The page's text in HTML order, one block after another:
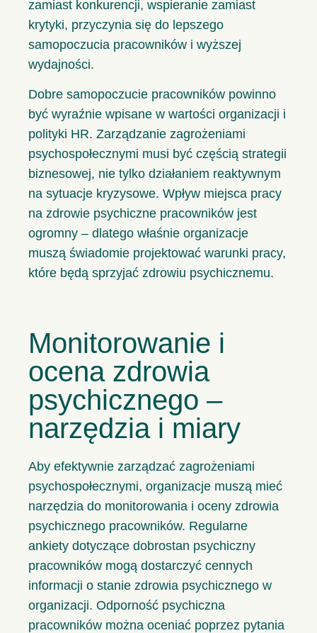
zamiast konkurencji, wspieranie zamiast
krytyki, przyczynia się do lepszego
samopoczucia pracowników i wyższej
wydajności.
Dobre samopoczucie pracowników powinno
być wyraźnie wpisane w wartości organizacji i
polityki HR. Zarządzanie zagrożeniami
psychospołecznymi musi być częścią strategii
biznesowej, nie tylko działaniem reaktywnym
na sytuacje kryzysowe. Wpływ miejsca pracy
na zdrowie psychiczne pracowników jest
ogromny – dlatego właśnie organizacje
muszą świadomie projektować warunki pracy,
które będą sprzyjać zdrowiu psychicznemu.
Monitorowanie i
ocena zdrowia
psychicznego –
narzędzia i miary
Aby efektywnie zarządzać zagrożeniami
psychospołecznymi, organizacje muszą mieć
narzędzia do monitorowania i oceny zdrowia
psychicznego pracowników. Regularne
ankiety dotyczące dobrostan psychiczny
pracowników mogą dostarczyć cennych
informacji o stanie zdrowia psychicznego w
organizacji. Odporność psychiczna
pracowników można oceniać poprzez pytania